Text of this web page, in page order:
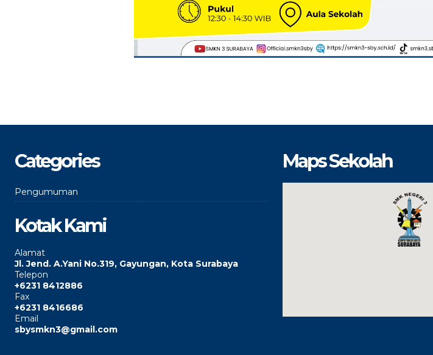
Categories
Pengumuman
Kotak Kami
Alamat
Jl. Jend. A.Yani No.319, Gayungan, Kota Surabaya
Telepon
+6231 8412886
Fax
+6231 8416686
Email
sbysmkn3@gmail.com
Maps Sekolah